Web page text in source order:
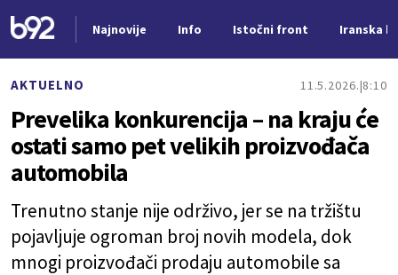
Najnovije Info Istočni front Iranska
AKTUELNO 11.5.2026. 8:10
Prevelika konkurencija – na kraju će
ostati samo pet velikih proizvođača
automobila
Trenutno stanje nije održivo, jer se na tržištu
pojavljuje ogroman broj novih modela, dok
mnogi proizvođači prodaju automobile sa